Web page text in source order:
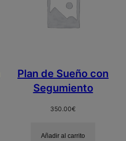
Plan de Sueño con
Segumiento
350.00€
Añadir al carrito